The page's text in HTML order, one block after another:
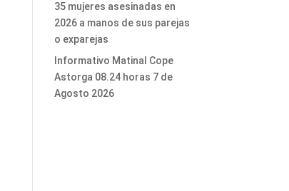
35 mujeres asesinadas en
2026 a manos de sus parejas
o exparejas
Informativo Matinal Cope
Astorga 08.24 horas 7 de
Agosto 2026